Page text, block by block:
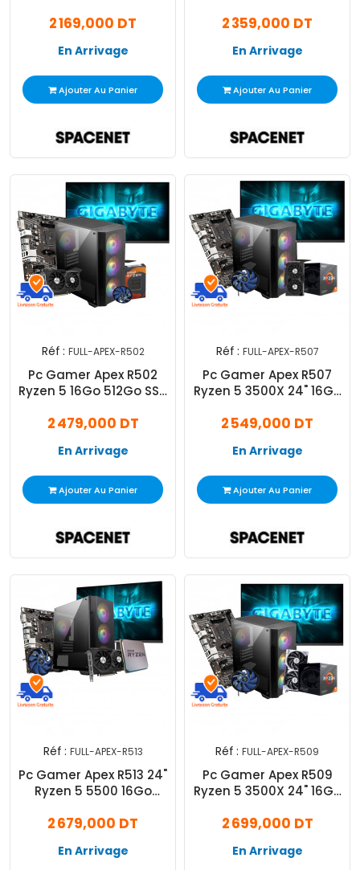
6Go
2 169,000 DT
En Arrivage
Ajouter Au Panier
2 359,000 DT
En Arrivage
Ajouter Au Panier
Réf : FULL-APEX-R502
Pc Gamer Apex R502
Ryzen 5 16Go 512Go SSD
2 479,000 DT
En Arrivage
Ajouter Au Panier
Réf : FULL-APEX-R507
Pc Gamer Apex R507
Ryzen 5 3500X 24" 16Go
2 549,000 DT
En Arrivage
Ajouter Au Panier
Réf : FULL-APEX-R513
Pc Gamer Apex R513 24"
Ryzen 5 5500 16Go
2 679,000 DT
En Arrivage
Réf : FULL-APEX-R509
Pc Gamer Apex R509
Ryzen 5 3500X 24" 16Go
2 699,000 DT
En Arrivage